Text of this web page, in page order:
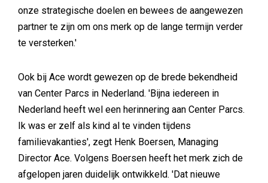
onze strategische doelen en bewees de aangewezen
partner te zijn om ons merk op de lange termijn verder
te versterken.'
Ook bij Ace wordt gewezen op de brede bekendheid
van Center Parcs in Nederland. 'Bijna iedereen in
Nederland heeft wel een herinnering aan Center Parcs.
Ik was er zelf als kind al te vinden tijdens
familievakanties', zegt Henk Boersen, Managing
Director Ace. Volgens Boersen heeft het merk zich de
afgelopen jaren duidelijk ontwikkeld. 'Dat nieuwe